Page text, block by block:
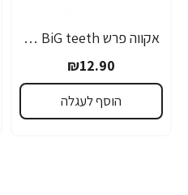
אקווה פרש BiG teeth משחת שיניים לילדים לגילאי 6-8 שנים - 50 מ"ל
₪12.90
הוסף לעגלה